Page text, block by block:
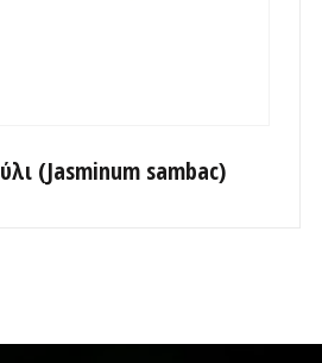
(Jasminum sambac)